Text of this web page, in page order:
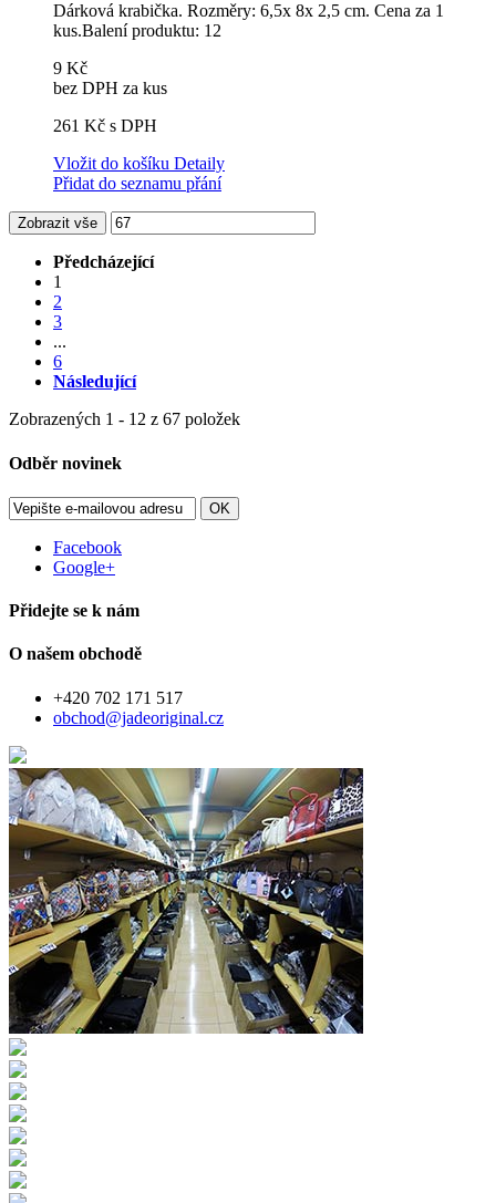
Dárková krabička. Rozměry: 6,5x 8x 2,5 cm. Cena za 1
kus.Balení produktu: 12
9 Kč
bez DPH za kus
261 Kč s DPH
Vložit do košíku Detaily
Přidat do seznamu přání
Zobrazit vše
Předcházející
1
2
3
...
6
Následující
Zobrazených 1 - 12 z 67 položek
Odběr novinek
OK
Facebook
Google+
Přidejte se k nám
O našem obchodě
+420 702 171 517
obchod@jadeoriginal.cz